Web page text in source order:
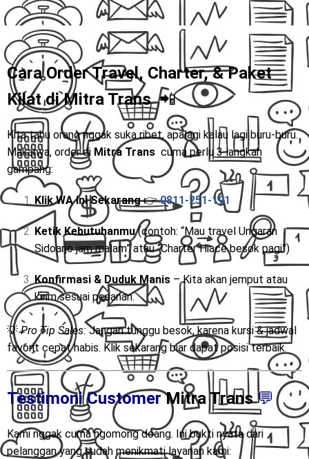
Cara Order Travel, Charter, & Paket
Kilat diMitra Trans📲
Kita tahu orang nggak suka ribet, apalagi kalau lagi buru-buru.
Makanya, order di Mitra Trans cuma perlu 3 langkah
gampang:
Klik WA Ini Sekarang👉0811-251-191
Ketik Kebutuhanmu(contoh: “Mau travel Ungaran
Sidoarjo jam malam” atau “Charter Hiace besok pagi”)
Konfirmasi & Duduk Manis – Kita akan jemput atau
kirim sesuai pesanan.
💡Pro Tip Sales:Jangan tunggu besok, karena kursi & jadwal
favorit cepat habis. Klik sekarang biar dapat posisi terbaik.
Testimoni CustomerMitra Trans💬
Kami nggak cuma ngomong doang. Ini bukti nyata dari
pelanggan yang sudah menikmati layanan kami: